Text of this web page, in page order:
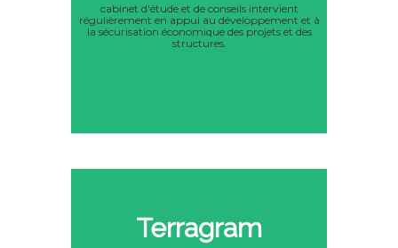
cabinet d'étude et de conseils intervient
régulièrement en appui au développement et à
la sécurisation économique des projets et des
structures.
Terragram